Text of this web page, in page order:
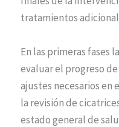
tratamientos
En las primeras fases
evaluar el progreso
ajustes necesarios en
la revisión de
estado general de